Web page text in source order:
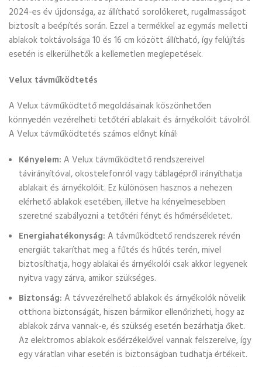
2024-es év újdonsága, az állítható sorolókeret, rugalmasságot
biztosít a beépítés során. Ezzel a termékkel az egymás melletti
ablakok toktávolsága 10 és 16 cm között állítható, így felújítás
esetén is elkerülhetők a kellemetlen meglepetések.
Velux távműködtetés
A Velux távműködtető megoldásainak köszönhetően
könnyedén vezérelheti tetőtéri ablakait és árnyékolóit távolról.
A Velux távműködtetés számos előnyt kínál:
Kényelem: A Velux távműködtető rendszereivel
távirányítóval, okostelefonról vagy táblagépről irányíthatja
ablakait és árnyékolóit. Ez különösen hasznos a nehezen
elérhető ablakok esetében, illetve ha kényelmesebben
szeretné szabályozni a tetőtéri fényt és hőmérsékletet.
Energiahatékonyság: A távműködtető rendszerek révén
energiát takaríthat meg a fűtés és hűtés terén, mivel
biztosíthatja, hogy ablakai és árnyékolói csak akkor legyenek
nyitva vagy zárva, amikor szükséges.
Biztonság: A távvezérelhető ablakok és árnyékolók növelik
otthona biztonságát, hiszen bármikor ellenőrizheti, hogy az
ablakok zárva vannak-e, és szükség esetén bezárhatja őket.
Az elektromos ablakok esőérzékelővel vannak felszerelve, így
egy váratlan vihar esetén is biztonságban tudhatja értékeit.